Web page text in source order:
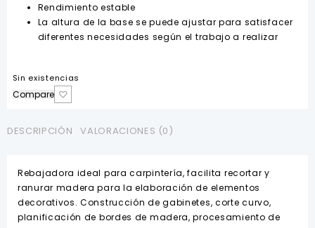
Rendimiento estable
La altura de la base se puede ajustar para satisfacer
diferentes necesidades según el trabajo a realizar
Sin existencias
Compare
DESCRIPCIÓN VALORACIONES (0)
Rebajadora ideal para carpintería, facilita recortar y
ranurar madera para la elaboración de elementos
decorativos. Construcción de gabinetes, corte curvo,
planificación de bordes de madera, procesamiento de